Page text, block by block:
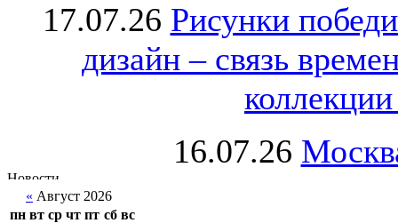
17.07.26 Рисунки
дизайн – связь
16.07.26
« Август 2026
пн вт ср чт пт сб вс